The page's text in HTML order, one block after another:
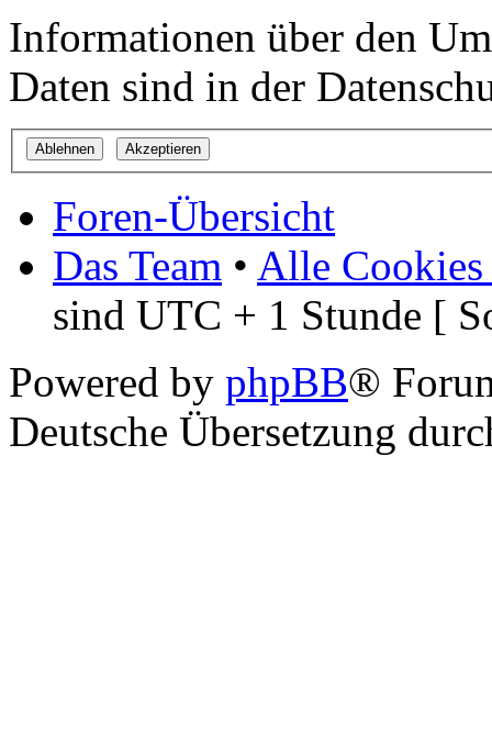
Informationen über den
Daten sind in der
Foren-Übersicht
Das Team • Alle Cookies
sind UTC + 1 Stunde [
Powered by phpBB®
Deutsche Übersetzung